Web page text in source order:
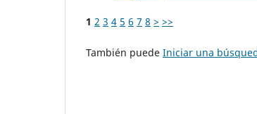
1 2 3 4 5 6 7 8 > >>
También puede Iniciar una